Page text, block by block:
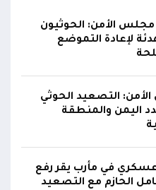
التصدي البطولي لهجمات
أهدافه العسكرية
هذه الليلة
الأمن: الحوثيون
لإعادة التموضع
التصعيد الحوثي
اليمن والمنطقة
في مأرب يقر رفع
الحازم مع التصعيد